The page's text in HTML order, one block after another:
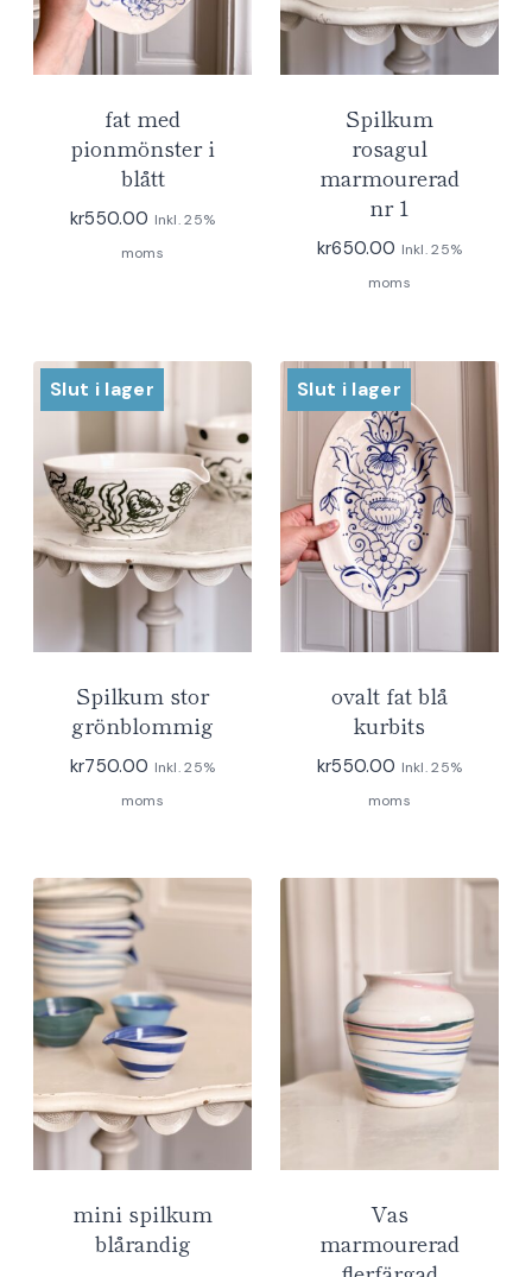
fat med
pionmönster i
blått
kr550.00 Inkl. 25%
moms
Spilkum
rosagul
marmourerad
nr 1
kr650.00 Inkl. 25%
moms
Slut i lager
Spilkum stor
grönblommig
kr750.00 Inkl. 25%
moms
Slut i lager
ovalt fat blå
kurbits
kr550.00 Inkl. 25%
moms
mini spilkum
blårandig
Vas
marmourerad